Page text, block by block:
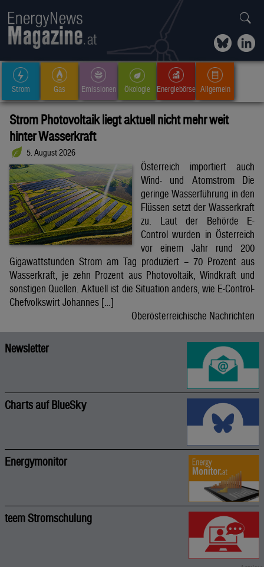
Strom Gas Emissionen Ökologie Energiebörse Allgemein
Strom Photovoltaik liegt aktuell nicht mehr weit
hinter Wasserkraft
5. August 2026
Österreich importiert auch
Wind- und Atomstrom Die
geringe Wasserführung in den
Flüssen setzt der Wasserkraft
zu. Laut der Behörde E-
Control wurden in Österreich
vor einem Jahr rund 200
Gigawattstunden Strom am Tag produziert – 70 Prozent aus
Wasserkraft, je zehn Prozent aus Photovoltaik, Windkraft und
sonstigen Quellen. Aktuell ist die Situation anders, wie E-Control-
Chefvolkswirt Johannes […]
Oberösterreichische Nachrichten
Newsletter
Charts auf BlueSky
Energymonitor
teem Stromschulung